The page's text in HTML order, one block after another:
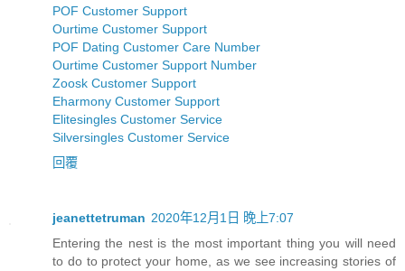
POF Customer Support
Ourtime Customer Support
POF Dating Customer Care Number
Ourtime Customer Support Number
Zoosk Customer Support
Eharmony Customer Support
Elitesingles Customer Service
Silversingles Customer Service
回覆
jeanettetruman 2020年12月1日 晚上7:07
Entering the nest is the most important thing you will need
to do to protect your home, as we see increasing stories of